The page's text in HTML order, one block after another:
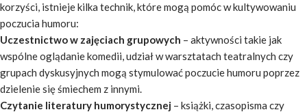
korzyści, istnieje kilka technik, które mogą pomóc w kultywowaniu
poczucia humoru:
Uczestnictwo w zajęciach grupowych – aktywności takie jak
wspólne oglądanie komedii, udział w warsztatach teatralnych czy
grupach dyskusyjnych mogą stymulować poczucie humoru poprzez
dzielenie się śmiechem z innymi.
Czytanie literatury humorystycznej – książki, czasopisma czy